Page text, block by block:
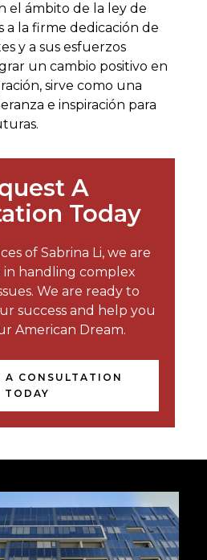
el ámbito de la ley de
a la firme dedicación de
y a sus esfuerzos
un cambio positivo en
sirve como una
e inspiración para
A
Today
of Sabrina Li, we are
handling complex
We are ready to
success and help you
American Dream.
A CONSULTATION
TODAY